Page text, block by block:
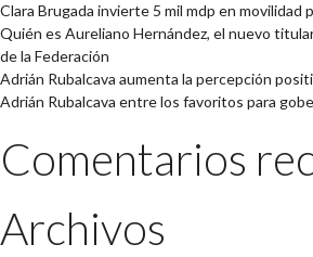
Clara Brugada invierte 5 mil mdp en movilidad
Quién es Aureliano Hernández, el nuevo
de la Federación
Adrián Rubalcava aumenta la percepción
Adrián Rubalcava entre los favoritos para
Comentarios
Archivos